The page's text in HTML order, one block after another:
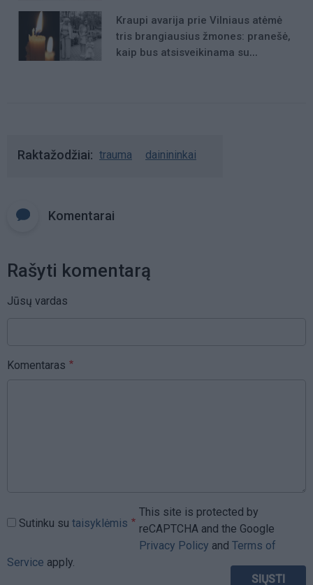
Kraupi avarija prie Vilniaus atėmė
tris brangiausius žmones: pranešė,
kaip bus atsisveikinama su
Raktažodžiai trauma dainininkai
Komentarai
Rašyti komentarą
Jūsų vardas
Komentaras
Sutinku su taisyklėmis
This site is protected by
reCAPTCHA and the Google
Privacy Policy and Terms of
Service apply.